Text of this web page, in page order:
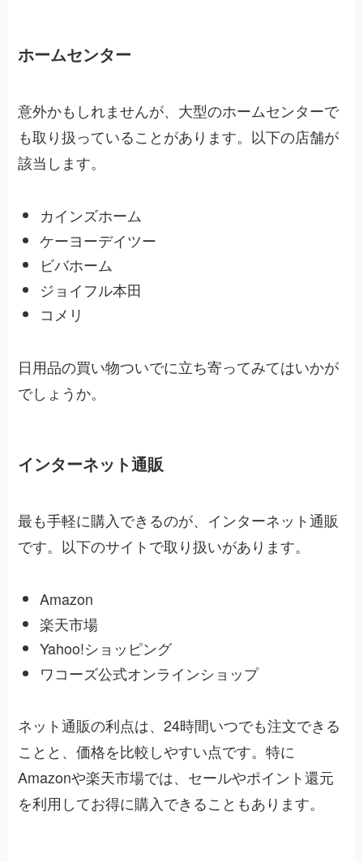
ホームセンター
意外かもしれませんが、大型のホームセンターで
も取り扱っていることがあります。以下の店舗が
該当します。
カインズホーム
ケーヨーデイツー
ビバホーム
ジョイフル本田
コメリ
日用品の買い物ついでに立ち寄ってみてはいかが
でしょうか。
インターネット通販
最も手軽に購入できるのが、インターネット通販
です。以下のサイトで取り扱いがあります。
Amazon
楽天市場
Yahoo!ショッピング
ワコーズ公式オンラインショップ
ネット通販の利点は、24時間いつでも注文できる
ことと、価格を比較しやすい点です。特に
Amazonや楽天市場では、セールやポイント還元
を利用してお得に購入できることもあります。